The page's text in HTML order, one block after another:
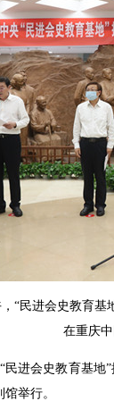
“民进会史教育基
在重庆
会史教育基地”
举行。